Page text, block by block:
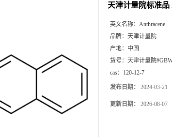
天津计量院标准品
英文名称： Anthracene
品牌： 天津计量院
产地： 中国
货号： 天津计量院
cas： 120-12-7
发布日期： 2024-03-21
更新日期： 2026-08-07